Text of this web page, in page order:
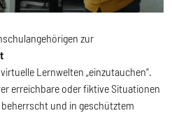
zur
Lernwelten „einzutauchen“.
erreichbare oder fiktive Situationen
und in geschütztem